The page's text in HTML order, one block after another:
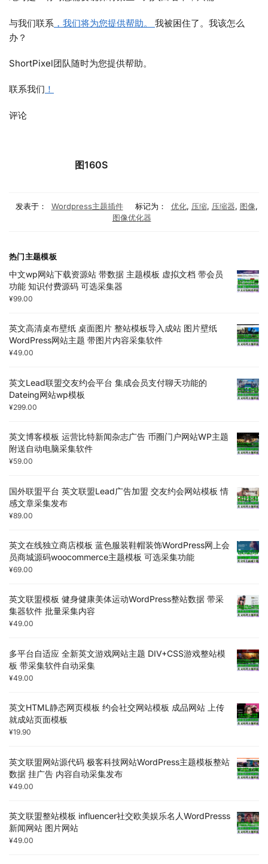
与我们联系 ，我们将为您提供帮助。 我被困住了。我该怎么
办？
ShortPixel团队随时为您提供帮助。
联系我们 ！
评论
图160S
发表于： Wordpress主题插件 标记为： 优化, 压缩, 压缩器, 图像,
图像优化器
热门主题模板
中文wp网站下载资源站 带数据 主题模板 虚拟文档 带会员
功能 知识付费源码 可选采集器
¥99.00
英文高清桌布壁纸 桌面图片 整站模板导入成站 图片壁纸
WordPress网站主题 带图片内容采集软件
¥49.00
英文Lead联盟交友约会平台 集成会员支付聊天功能的
Dateing网站wp模板
¥299.00
英文博客模板 运营比特新闻杂志广告 币圈门户网站WP主题
附送自动电脑采集软件
¥59.00
国外联盟平台 英文联盟Lead广告加盟 交友约会网站模板 情
感文章采集发布
¥89.00
英文在线独立商店模板 蓝色服装鞋帽装饰WordPress网上会
员商城源码woocommerce主题模板 可选采集功能
¥69.00
英文联盟模板 健身健康美体运动WordPress整站数据 带采
集器软件 批量采集内容
¥49.00
多平台自适应 全新英文游戏网站主题 DIV+CSS游戏整站模
板 带采集软件自动采集
¥49.00
英文HTML静态网页模板 约会社交网站模板 成品网站 上传
就成站页面模板
¥19.90
英文联盟网站源代码 极客科技网站WordPress主题模板整站
数据 挂广告 内容自动采集发布
¥49.00
英文联盟整站模板 influencer社交欧美娱乐名人WordPresss
新闻网站 图片网站
¥49.00